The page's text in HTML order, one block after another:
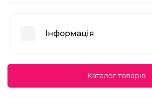
Інформація
Угода користувачаКаталог товарів